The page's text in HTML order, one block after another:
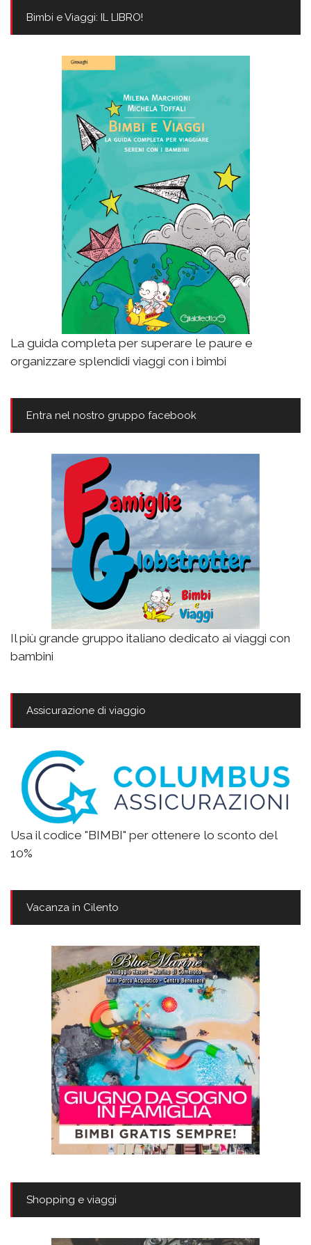
Bimbi e Viaggi: IL LIBRO!
La guida completa per superare le paure e
organizzare splendidi viaggi con i bimbi
Entra nel nostro gruppo facebook
Il più grande gruppo italiano dedicato ai viaggi con
bambini
Assicurazione di viaggio
Usa il codice "BIMBI" per ottenere lo sconto del
10%
Vacanza in Cilento
Shopping e viaggi